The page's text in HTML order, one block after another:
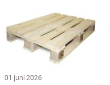
01 juni 2026